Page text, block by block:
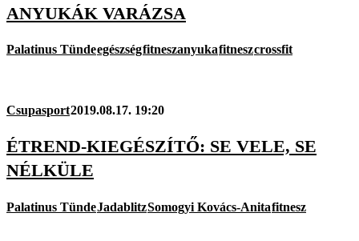
ANYUKÁK VARÁZSA
Palatinus Tündeegészségfitneszanyukafitneszcrossfit
Csupasport2019.08.17. 19:20
ÉTREND-KIEGÉSZÍTŐ: SE VELE, SE
NÉLKÜLE
Palatinus TündeJadablitzSomogyi Kovács-Anitafitnesz